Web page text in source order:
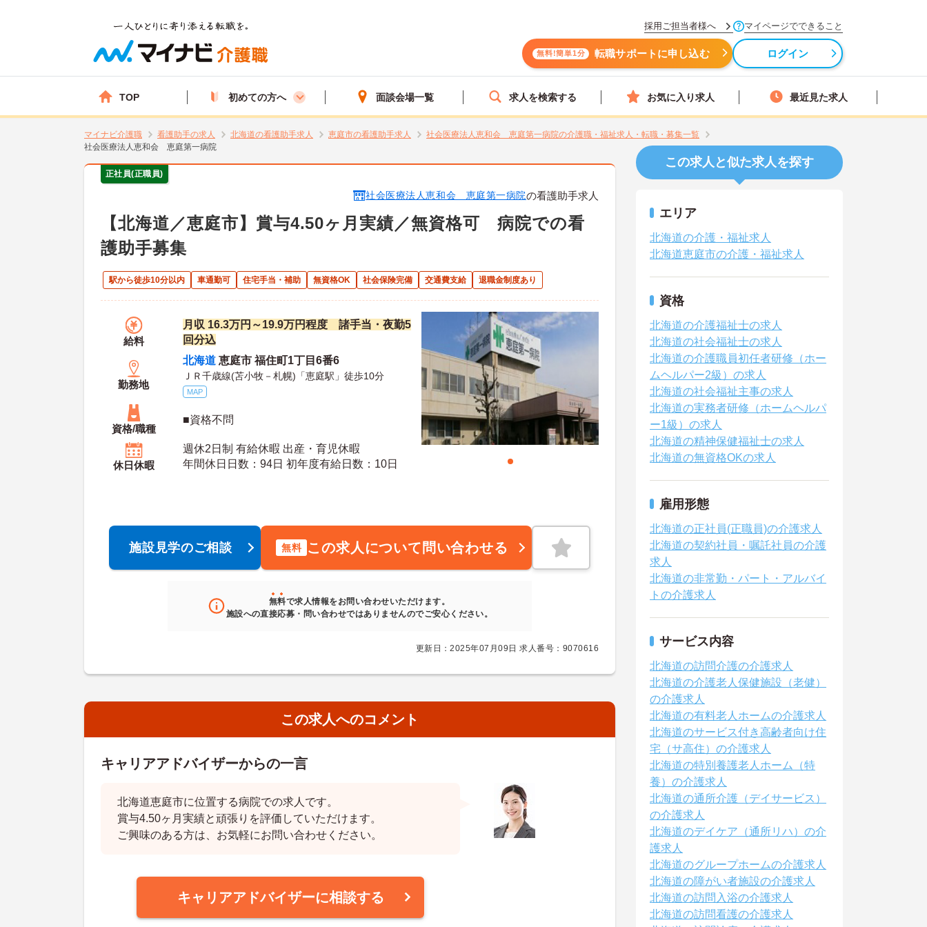
採用ご担当者様へ マイページでできること
無料!簡単1分 転職サポートに申し込む ログイン
TOP 初めての方へ 面談会場一覧 求人を検索する お気に入り求人 最近見た求人
マイナビ介護職 看護助手の求人 北海道の看護助手求人 恵庭市の看護助手求人
社会医療法人恵和会 恵庭第一病院の介護職・福祉求人・転職・募集一覧
社会医療法人恵和会 恵庭第一病院
正社員(正職員)
社会医療法人恵和会 恵庭第一病院の看護助手求人
【北海道／恵庭市】賞与4.50ヶ月実績／無資格可 病院での看
護助手募集
駅から徒歩10分以内 車通勤可 住宅手当・補助 無資格OK 社会保険完備 交通費支給 退職金制度あり
給料
月収 16.3万円～19.9万円程度 諸手当・夜勤5
回分込
勤務地
北海道 恵庭市 福住町1丁目6番6
ＪＲ千歳線(苫小牧－札幌)「恵庭駅」徒歩10分
MAP
資格/職種
■資格不問
休日休暇
週休2日制 有給休暇 出産・育児休暇
年間休日日数：94日 初年度有給日数：10日
施設見学のご相談 無料 この求人について問い合わせる
無料で求人情報をお問い合わせいただけます。
施設への直接応募・問い合わせではありませんのでご安心ください。
更新日：2025年07月09日 求人番号：9070616
この求人へのコメント
キャリアアドバイザーからの一言
北海道恵庭市に位置する病院での求人です。
賞与4.50ヶ月実績と頑張りを評価していただけます。
ご興味のある方は、お気軽にお問い合わせください。
キャリアアドバイザーに相談する
この求人と似た求人を探す
エリア
北海道の介護・福祉求人
北海道恵庭市の介護・福祉求人
資格
北海道の介護福祉士の求人
北海道の社会福祉士の求人
北海道の介護職員初任者研修（ホー
ムヘルパー2級）の求人
北海道の社会福祉主事の求人
北海道の実務者研修（ホームヘルパ
ー1級）の求人
北海道の精神保健福祉士の求人
北海道の無資格OKの求人
雇用形態
北海道の正社員(正職員)の介護求人
北海道の契約社員・嘱託社員の介護
求人
北海道の非常勤・パート・アルバイ
トの介護求人
サービス内容
北海道の訪問介護の介護求人
北海道の介護老人保健施設（老健）
の介護求人
北海道の有料老人ホームの介護求人
北海道のサービス付き高齢者向け住
宅（サ高住）の介護求人
北海道の特別養護老人ホーム（特
養）の介護求人
北海道の通所介護（デイサービス）
の介護求人
北海道のデイケア（通所リハ）の介
護求人
北海道のグループホームの介護求人
北海道の障がい者施設の介護求人
北海道の訪問入浴の介護求人
北海道の訪問看護の介護求人